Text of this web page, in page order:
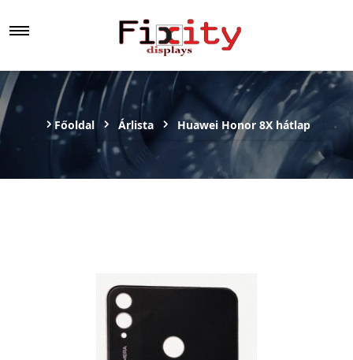
Főoldal Árlista Huawei Honor 8X hátlap